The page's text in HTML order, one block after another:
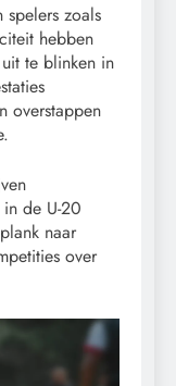
spelers zoals
hebben
te blinken in
overstappen
de U-20
naar
over